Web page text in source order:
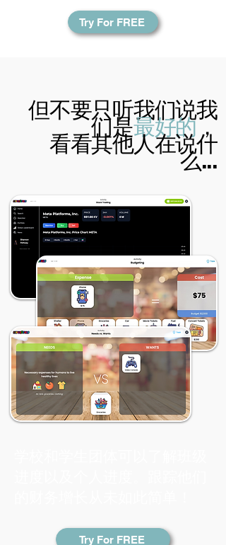
Try For FREE
但不要只听我们说我
们是最好的，
看看其他人在说什
么...
Try For FREE